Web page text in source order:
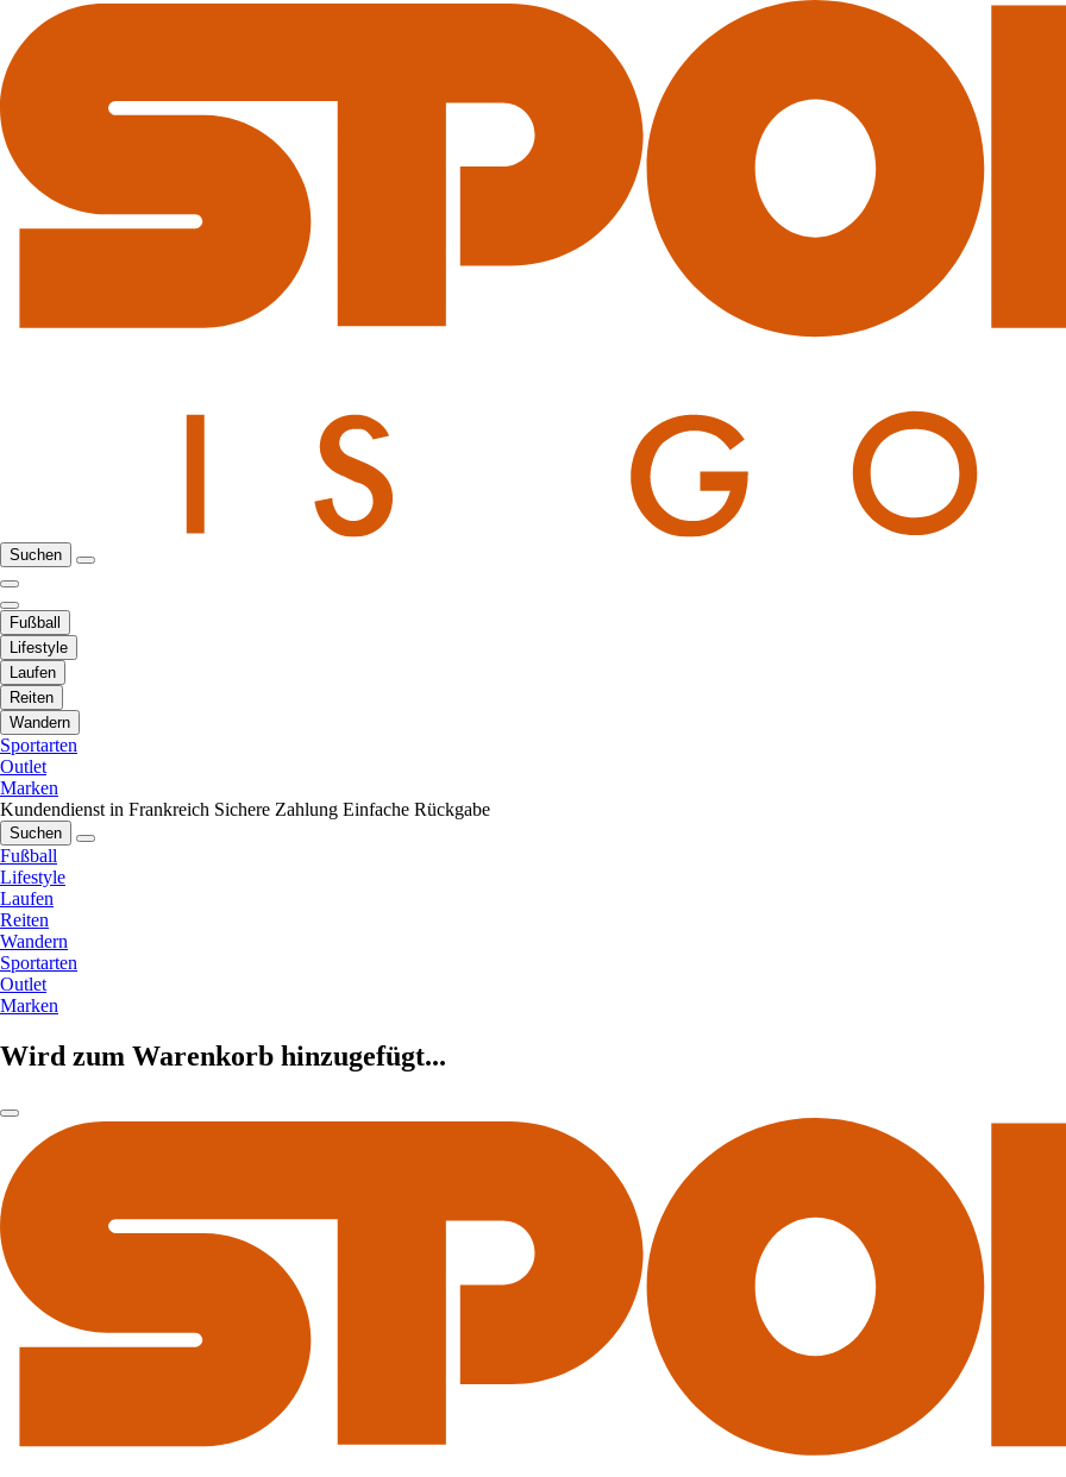
Suchen
Fußball
Lifestyle
Laufen
Reiten
Wandern
Sportarten
Outlet
Marken
Kundendienst in Frankreich Sichere Zahlung Einfache Rückgabe
Suchen
Fußball
Lifestyle
Laufen
Reiten
Wandern
Sportarten
Outlet
Marken
Wird zum Warenkorb hinzugefügt...